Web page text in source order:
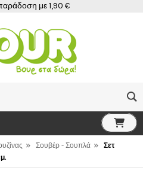
με 1,90 €
» Σουβέρ - Σουπλά »
Σετ